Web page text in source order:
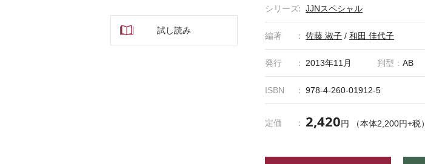
試し読み
シリーズ JJNスペシャル
編著 佐藤 淑子 / 和田 佳代子
発行 2013年11月 判型： AB
ISBN 978-4-260-01912-5
定価 2,420円 （本体2,200円+税）